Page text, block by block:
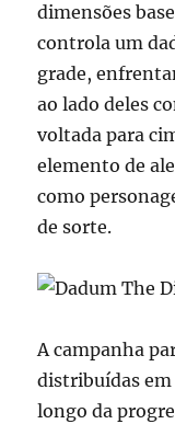
dimensões
controla um
grade,
ao lado deles
voltada para
elemento de
como
de sorte.
A campanha
distribuídas em
longo da